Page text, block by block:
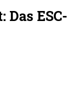
ESC-